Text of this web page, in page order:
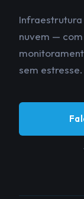
nuvem —
sem estresse.